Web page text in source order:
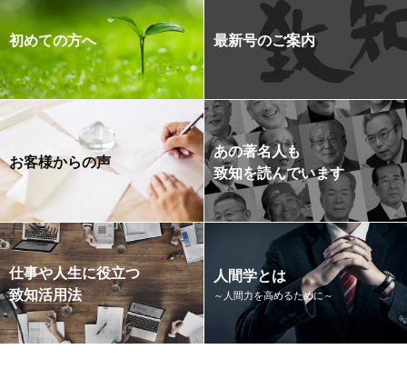
初めての方へ 最新号のご案内
お客様からの声
あの著名人も
致知を読んでいます
仕事や人生に役立つ
致知活用法
人間学とは
～人間力を高めるために～